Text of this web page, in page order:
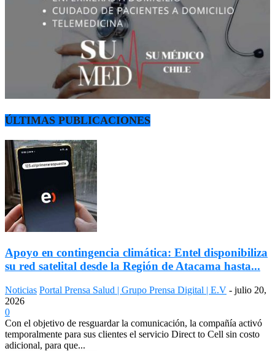
ÚLTIMAS PUBLICACIONES
Apoyo en contingencia climática: Entel disponibiliza
su red satelital desde la Región de Atacama hasta...
Noticias Portal Prensa Salud | Grupo Prensa Digital | E.V - julio 20,
2026
0
Con el objetivo de resguardar la comunicación, la compañía activó
temporalmente para sus clientes el servicio Direct to Cell sin costo
adicional, para que...